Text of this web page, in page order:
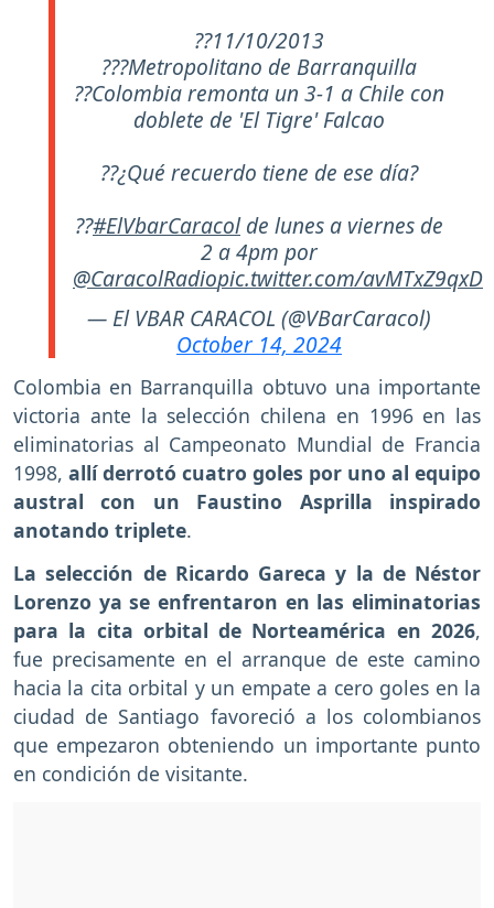
??11/10/2013
???Metropolitano de Barranquilla
??Colombia remonta un 3-1 a Chile con
doblete de 'El Tigre' Falcao
??¿Qué recuerdo tiene de ese día?
??#ElVbarCaracolde lunes a viernes de
2 a 4pm por
@CaracolRadiopic.twitter.com/avMTxZ9qxD
— El VBAR CARACOL (@VBarCaracol)
October 14, 2024
Colombia en Barranquilla obtuvo una importante
victoria ante la selección chilena en 1996 en las
eliminatorias al Campeonato Mundial de Francia
1998, allí derrotó cuatro goles por uno al equipo
austral con un Faustino Asprilla inspirado
anotando triplete.
La selección de Ricardo Gareca y la de Néstor
Lorenzo ya se enfrentaron en las eliminatorias
para la cita orbital de Norteamérica en 2026,
fue precisamente en el arranque de este camino
hacia la cita orbital y un empate a cero goles en la
ciudad de Santiago favoreció a los colombianos
que empezaron obteniendo un importante punto
en condición de visitante.